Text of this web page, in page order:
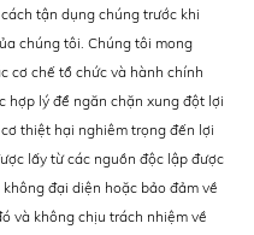
tận dụng chúng trước khi
chúng tôi. Chúng tôi mong
cơ chế tổ chức và hành chính
hợp lý để ngăn chặn xung đột lợi
thiệt hại nghiêm trọng đến lợi
lấy từ các nguồn độc lập được
đại diện hoặc bảo đảm về
và không chịu trách nhiệm về